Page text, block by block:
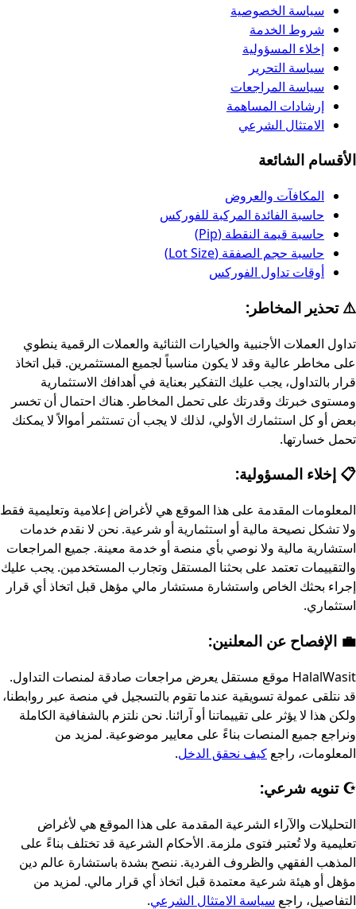
سياسة الخصوصية
شروط الخدمة
إخلاء المسؤولية
سياسة التحرير
سياسة المراجعات
إرشادات المساهمة
الامتثال الشرعي
الأقسام الشائعة
المكافآت والعروض
حاسبة الفائدة المركبة للفوركس
حاسبة قيمة النقطة (Pip)
حاسبة حجم الصفقة (Lot Size)
أوقات تداول الفوركس
⚠️ تحذير المخاطر:
تداول العملات الأجنبية والخيارات الثنائية والعملات الرقمية ينطوي
على مخاطر عالية وقد لا يكون مناسباً لجميع المستثمرين. قبل اتخاذ
قرار بالتداول، يجب عليك التفكير بعناية في أهدافك الاستثمارية
ومستوى خبرتك وقدرتك على تحمل المخاطر. هناك احتمال أن تخسر
بعض أو كل استثمارك الأولي، لذلك لا يجب أن تستثمر أموالاً لا يمكنك
تحمل خسارتها.
📋 إخلاء المسؤولية:
المعلومات المقدمة على هذا الموقع هي لأغراض إعلامية وتعليمية فقط
ولا تشكل نصيحة مالية أو استثمارية أو شرعية. نحن لا نقدم خدمات
استشارية مالية ولا نوصي بأي منصة أو خدمة معينة. جميع المراجعات
والتقييمات تعتمد على بحثنا المستقل وتجارب المستخدمين. يجب عليك
إجراء بحثك الخاص واستشارة مستشار مالي مؤهل قبل اتخاذ أي قرار
استثماري.
💼 الإفصاح عن المعلنين:
HalalWasit موقع مستقل يعرض مراجعات صادقة لمنصات التداول.
قد نتلقى عمولة تسويقية عندما تقوم بالتسجيل في منصة عبر روابطنا،
ولكن هذا لا يؤثر على تقييماتنا أو آرائنا. نحن نلتزم بالشفافية الكاملة
ونراجع جميع المنصات بناءً على معايير موضوعية. لمزيد من
المعلومات، راجع كيف نحقق الدخل.
☪️ تنويه شرعي:
التحليلات والآراء الشرعية المقدمة على هذا الموقع هي لأغراض
تعليمية ولا تُعتبر فتوى ملزمة. الأحكام الشرعية قد تختلف بناءً على
المذهب الفقهي والظروف الفردية. ننصح بشدة باستشارة عالم دين
مؤهل أو هيئة شرعية معتمدة قبل اتخاذ أي قرار مالي. لمزيد من
التفاصيل، راجع سياسة الامتثال الشرعي.